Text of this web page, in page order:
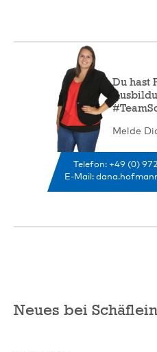
Du hast
Melde
Telefon: +49 (0)
E-Mail:
Neues bei Schäflein